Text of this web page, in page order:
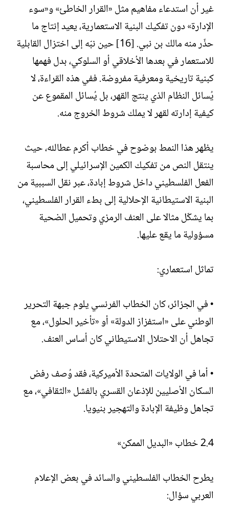
غير أن استدعاء مفاهيم مثل «القرار الخاطئ» و«سوء
الإدارة» دون تفكيك البنية الاستعمارية، يعيد إنتاج ما
حذّر منه مالك بن نبي. [16] حين نبّه إلى اختزال القابلية
للاستعمار في بعدها الأخلاقي أو السلوكي، بدل فهمها
كبنية تاريخية ومعرفية مفروضة. ففي هذه القراءة، لا
يُسائل النظام الذي ينتج القهر، بل يُسائل المقموع عن
كيفية إدارته لقهر لا يملك شروط الخروج منه.
يظهر هذا النمط بوضوح في خطاب أكرم عطالله، حيث
ينتقل النص من تفكيك الكمين الإسرائيلي إلى محاسبة
الفعل الفلسطيني داخل شروط إبادة، عبر نقل السببية من
البنية الاستيطانية الإحلالية إلى بطء القرار الفلسطيني،
بما يشكّل مثالا على العنف الرمزي وتحميل الضحية
مسؤولية ما يقع عليها.
تماثل استعماري:
• في الجزائر، كان الخطاب الفرنسي يلوم جبهة التحرير
الوطني على «استفزاز الدولة» أو «تأخير الحلول»، مع
تجاهل أن الاحتلال الاستيطاني كان أساس العنف.
• أما في الولايات المتحدة الأميركية، فقد وُصف رفض
السكان الأصليين للإذعان القسري بالفشل «الثقافي»، مع
تجاهل وظيفة الإبادة والتهجير بنيويا.
2.4 خطاب «البديل الممكن»
يطرح الخطاب الفلسطيني والسائد في بعض الإعلام
العربي سؤال: